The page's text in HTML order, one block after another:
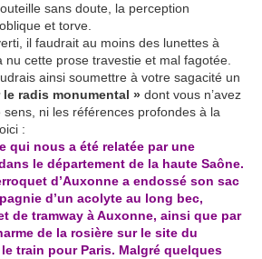
sans doute, la perception
et torve.
il faudrait au moins des lunettes à
nu cette prose travestie et mal fagotée.
ainsi soumettre à votre sagacité un
radis monumental » dont vous n’avez
ni les références profondes à la
:
qui nous a été relatée par une
le département de la haute Saône.
d’Auxonne a endossé son sac
d’un acolyte au long bec,
de tramway à Auxonne, ainsi que par
de la rosière sur le site du
train pour Paris. Malgré quelques